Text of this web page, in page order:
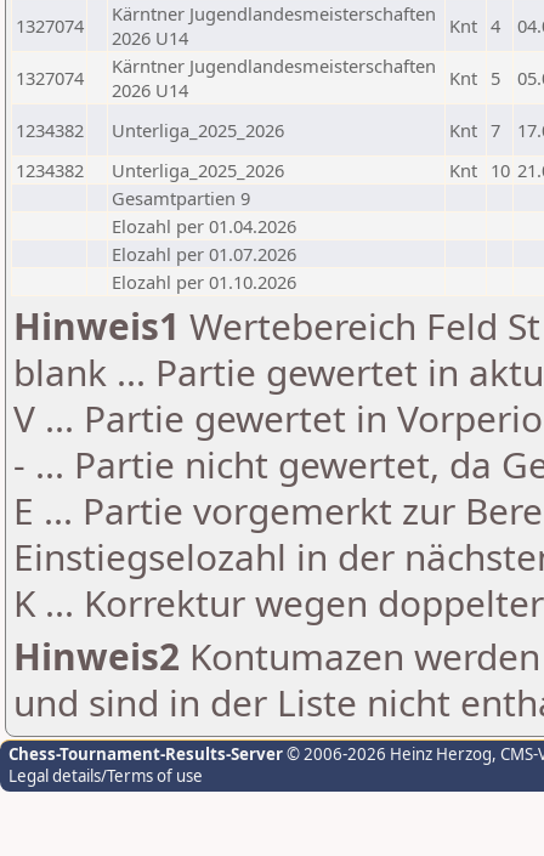
1327074
Kärntner Jugendlandesmeisterschaften
2026 U14
Knt 4
1327074
Kärntner Jugendlandesmeisterschaften
2026 U14
Knt 5
1234382 Unterliga_2025_2026 Knt 7
1234382
Unterliga_2025_2026 Knt 10
Gesamtpartien 9
Elozahl per 01.04.2026
Elozahl per 01.07.2026
Elozahl per 01.10.2026
Hinweis1 Wertebereich Feld
blank ... Partie gewertet in
V ... Partie gewertet in
- ... Partie nicht gewertet, da
E ... Partie vorgemerkt zur
Einstiegselozahl in der
K ... Korrektur wegen
Hinweis2 Kontumazen
und sind in der Liste nicht
Chess-Tournament-Results-Server© 2006-2026 Heinz Herzog,
Legal details/Terms of use